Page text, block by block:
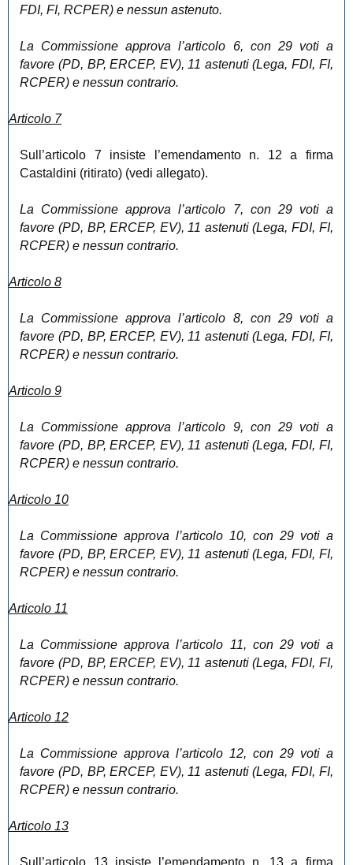
FDI, FI, RCPER) e nessun astenuto.
La Commissione approva l’articolo 6, con 29 voti a
favore (PD, BP, ERCEP, EV), 11 astenuti (Lega, FDI, FI,
RCPER) e nessun contrario.
Articolo 7
Sull’articolo 7 insiste l’emendamento n. 12 a firma
Castaldini (ritirato) (vedi allegato).
La Commissione approva l’articolo 7, con 29 voti a
favore (PD, BP, ERCEP, EV), 11 astenuti (Lega, FDI, FI,
RCPER) e nessun contrario.
Articolo 8
La Commissione approva l’articolo 8, con 29 voti a
favore (PD, BP, ERCEP, EV), 11 astenuti (Lega, FDI, FI,
RCPER) e nessun contrario.
Articolo 9
La Commissione approva l’articolo 9, con 29 voti a
favore (PD, BP, ERCEP, EV), 11 astenuti (Lega, FDI, FI,
RCPER) e nessun contrario.
Articolo 10
La Commissione approva l’articolo 10, con 29 voti a
favore (PD, BP, ERCEP, EV), 11 astenuti (Lega, FDI, FI,
RCPER) e nessun contrario.
Articolo 11
La Commissione approva l’articolo 11, con 29 voti a
favore (PD, BP, ERCEP, EV), 11 astenuti (Lega, FDI, FI,
RCPER) e nessun contrario.
Articolo 12
La Commissione approva l’articolo 12, con 29 voti a
favore (PD, BP, ERCEP, EV), 11 astenuti (Lega, FDI, FI,
RCPER) e nessun contrario.
Articolo 13
Sull’articolo 13 insiste l’emendamento n. 13 a firma